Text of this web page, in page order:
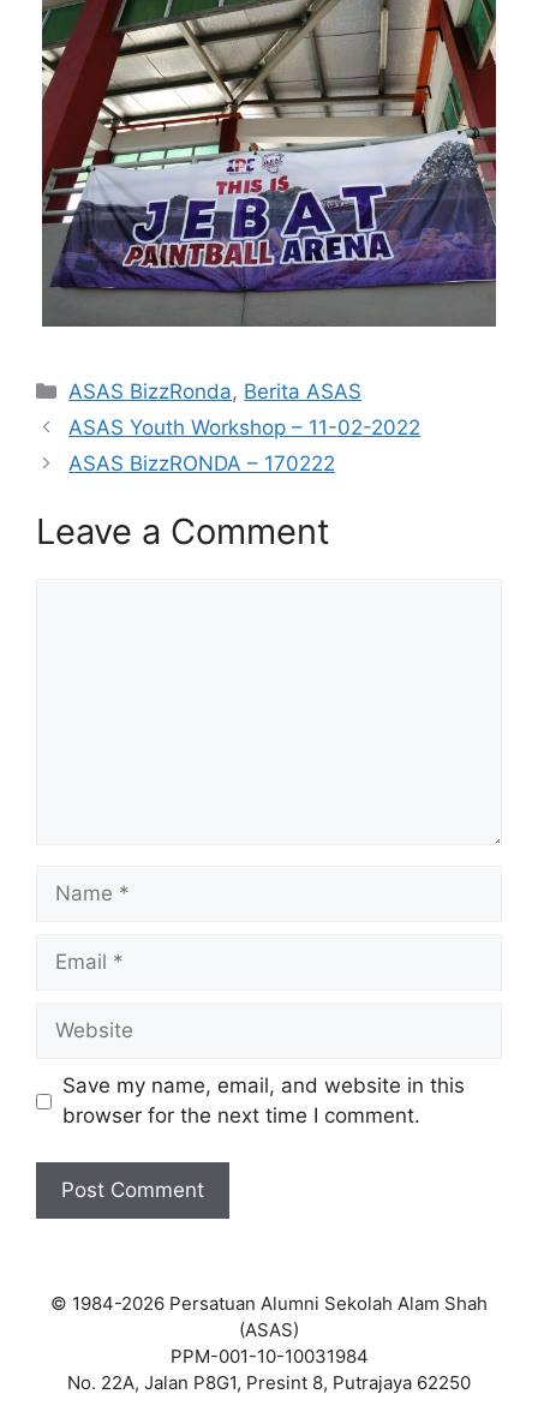
Categories
ASAS BizzRonda, Berita ASAS
ASAS Youth Workshop – 11-02-2022
ASAS BizzRONDA – 170222
Leave a Comment
Name
Email
Website
Save my name, email, and website in this
browser for the next time I comment.
© 1984-2026 Persatuan Alumni Sekolah Alam Shah
(ASAS)
PPM-001-10-10031984
No. 22A, Jalan P8G1, Presint 8, Putrajaya 62250